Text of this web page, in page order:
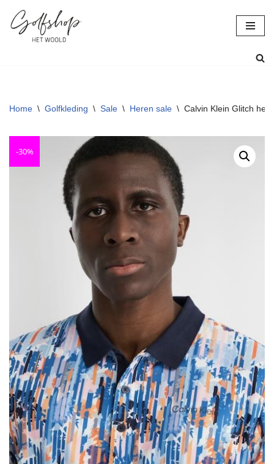
Ga
Home \ Golfkleding \ Sale \ Heren sale \ Calvin Klein Glitch
-30%